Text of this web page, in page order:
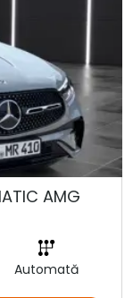
AMG
Automată